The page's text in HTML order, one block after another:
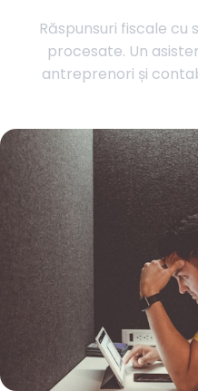
Răspunsuri fiscale cu
procesate. Un
antreprenori și